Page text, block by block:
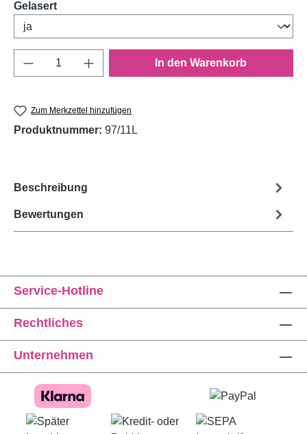
Gelasertauswählen
Produkt Anzahl: Gib den gewünschten
In den Warenkorb
Zum Merkzettel hinzufügen
Produktnummer: 97/11L
Beschreibung
Bewertungen
Service-Hotline
Rechtliches
Unternehmen